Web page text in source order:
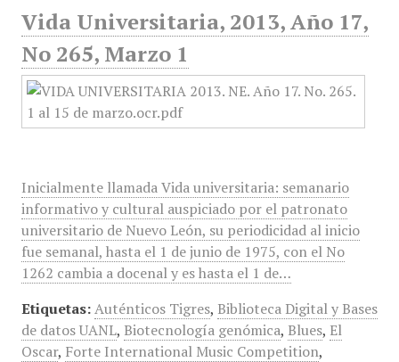
Vida Universitaria, 2013, Año 17,
No 265, Marzo 1
Inicialmente llamada Vida universitaria: semanario
informativo y cultural auspiciado por el patronato
universitario de Nuevo León, su periodicidad al inicio
fue semanal, hasta el 1 de junio de 1975, con el No
1262 cambia a docenal y es hasta el 1 de…
Etiquetas: Auténticos Tigres, Biblioteca Digital y Bases
de datos UANL, Biotecnología genómica, Blues, El
Oscar, Forte International Music Competition,